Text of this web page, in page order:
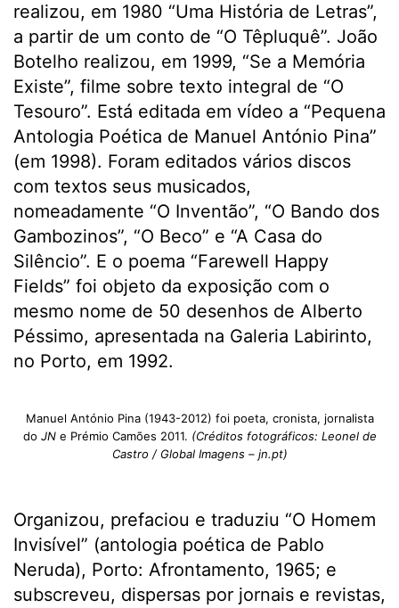
realizou, em 1980 “Uma História de Letras”,
a partir de um conto de “O Têpluquê”. João
Botelho realizou, em 1999, “Se a Memória
Existe”, filme sobre texto integral de “O
Tesouro”. Está editada em vídeo a “Pequena
Antologia Poética de Manuel António Pina”
(em 1998). Foram editados vários discos
com textos seus musicados,
nomeadamente “O Inventão”, “O Bando dos
Gambozinos”, “O Beco” e “A Casa do
Silêncio”. E o poema “Farewell Happy
Fields” foi objeto da exposição com o
mesmo nome de 50 desenhos de Alberto
Péssimo, apresentada na Galeria Labirinto,
no Porto, em 1992.
Manuel António Pina (1943-2012) foi poeta, cronista, jornalista
do JNe Prémio Camões 2011. (Créditos fotográficos: Leonel de
Castro / Global Imagens – jn.pt)
Organizou, prefaciou e traduziu “O Homem
Invisível” (antologia poética de Pablo
Neruda), Porto: Afrontamento, 1965; e
subscreveu, dispersas por jornais e revistas,